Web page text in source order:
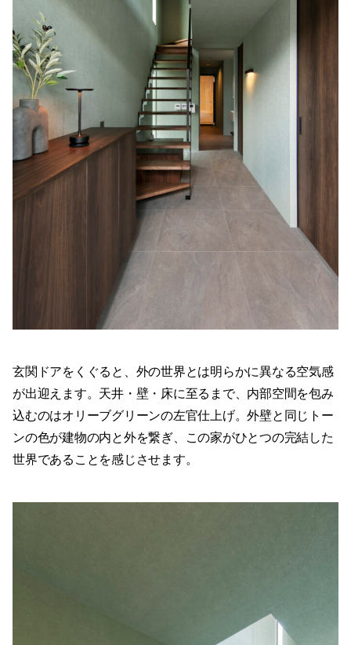
玄関ドアをくぐると、外の世界とは明らかに異なる空気感
が出迎えます。天井・壁・床に至るまで、内部空間を包み
込むのはオリーブグリーンの左官仕上げ。外壁と同じトー
ンの色が建物の内と外を繋ぎ、この家がひとつの完結した
世界であることを感じさせます。